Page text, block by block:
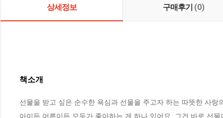
상세정보 구매후기 (0)
책소개
선물을 받고 싶은 순수한 욕심과 선물을 주고자 하는 따뜻한 사랑
아이든 어른이든 모두가 좋아하는 게 하나 있어요. 그건 바로 선